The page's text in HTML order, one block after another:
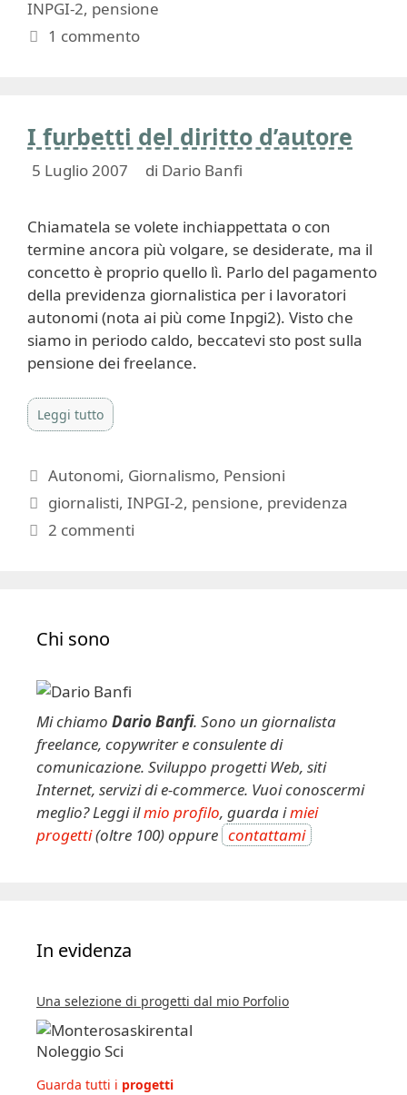
INPGI-2, pensione
1 commento
I furbetti del diritto d’autore
5 Luglio 2007 di Dario Banfi
Chiamatela se volete inchiappettata o con
termine ancora più volgare, se desiderate, ma il
concetto è proprio quello lì. Parlo del pagamento
della previdenza giornalistica per i lavoratori
autonomi (nota ai più come Inpgi2). Visto che
siamo in periodo caldo, beccatevi sto post sulla
pensione dei freelance.
Leggi tutto
Categorie
Autonomi, Giornalismo, Pensioni
Tag
giornalisti,INPGI-2, pensione, previdenza
2 commenti
Chi sono
Mi chiamo Dario Banfi. Sono un giornalista
freelance, copywriter e consulente di
comunicazione. Sviluppo progetti Web, siti
Internet, servizi di e-commerce. Vuoi conoscermi
meglio? Leggi ilmio profilo, guarda imiei
progetti(oltre 100) oppure contattami
In evidenza
Una selezione di progetti dal mio Porfolio
Guarda tutti i progetti